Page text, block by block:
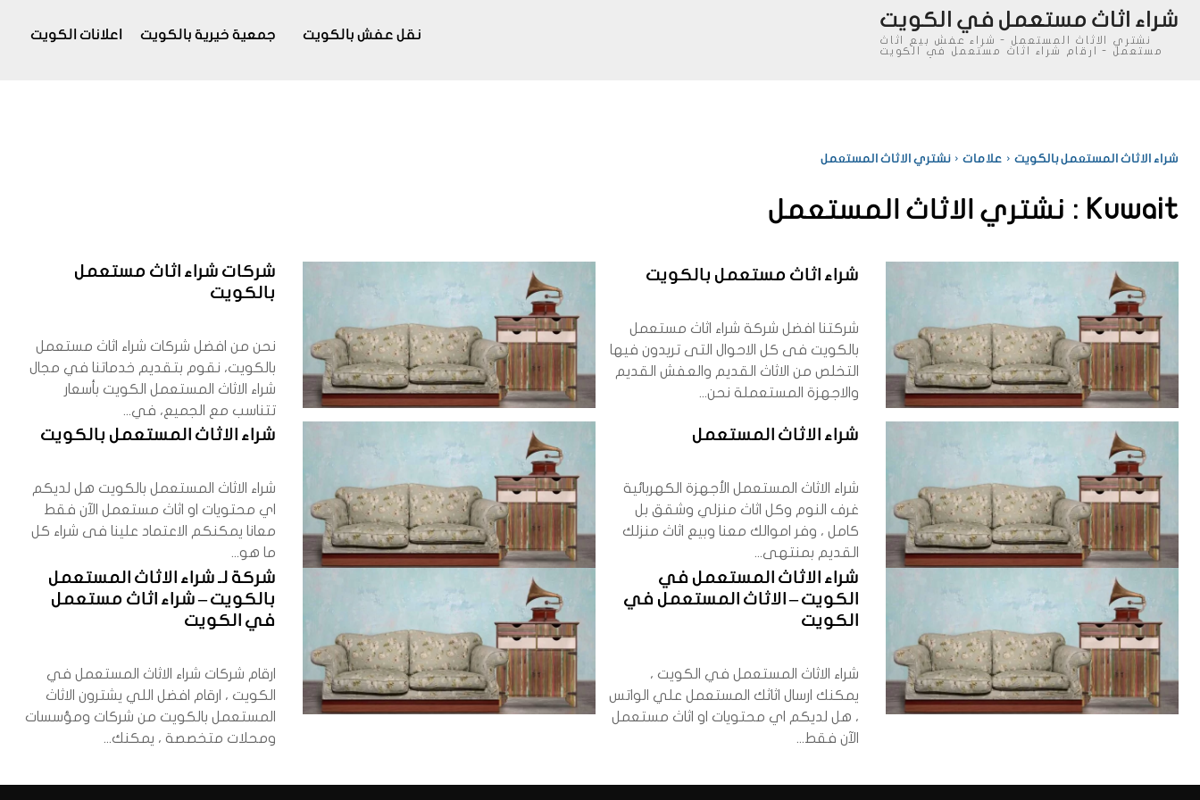
نقل عفش بالكويت جمعية خيرية بالكويت اعلانات الكويت
شراء اثاث مستعمل في الكويت
نشتري الاثاث المستعمل - شراء عفش بيع اثاث
مستعمل - ارقام شراء اثاث مستعمل في الكويت
شراء الاثاث المستعمل بالكويت علامات نشتري الاثاث المستعمل
Kuwait : نشتري الاثاث المستعمل
شراء اثاث مستعمل بالكويت
شركتنا افضل شركة شراء اثاث مستعمل
بالكويت فى كل الاحوال التى تريدون فيها
التخلص من الاثاث القديم والعفش القديم
والاجهزة المستعملة نحن...
شركات شراء اثاث مستعمل
بالكويت
نحن من افضل شركات شراء اثاث مستعمل
بالكويت، نقوم بتقديم خدماتنا في مجال
شراء الاثاث المستعمل الكويت بأسعار
تتناسب مع الجميع، في...
شراء الاثاث المستعمل
شراء الاثاث المستعمل الأجهزة الكهربائية
غرف النوم وكل اثاث منزلي وشقق بل
كامل ، وفر اموالك معنا وبيع اثاث منزلك
القديم بمنتهى...
شراء الاثاث المستعمل بالكويت
شراء الاثاث المستعمل بالكويت هل لديكم
اي محتويات او اثاث مستعمل الآن فقط
معانا يمكنكم الاعتماد علينا فى شراء كل
ما هو...
شراء الاثاث المستعمل في
الكويت – الاثاث المستعمل في
الكويت
شراء الاثاث المستعمل في الكويت ،
يمكنك ارسال اثاثك المستعمل علي الواتس
، هل لديكم اي محتويات او اثاث مستعمل
الآن فقط...
شركة لـ شراء الاثاث المستعمل
بالكويت – شراء اثاث مستعمل
في الكويت
ارقام شركات شراء الاثاث المستعمل في
الكويت ، ارقام افضل اللي يشترون الاثاث
المستعمل بالكويت من شركات ومؤسسات
ومحلات متخصصة ، يمكنك...